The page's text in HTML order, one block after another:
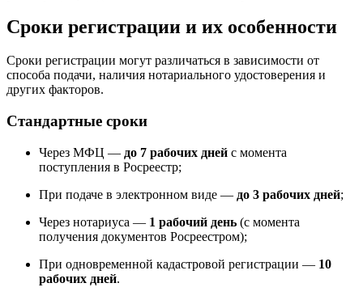
Сроки регистрации и их особенности
Сроки регистрации могут различаться в зависимости от
способа подачи, наличия нотариального удостоверения и
других факторов.
Стандартные сроки
Через МФЦ — до 7 рабочих дней с момента
поступления в Росреестр;
При подаче в электронном виде — до 3 рабочих дней;
Через нотариуса — 1 рабочий день (с момента
получения документов Росреестром);
При одновременной кадастровой регистрации — 10
рабочих дней.